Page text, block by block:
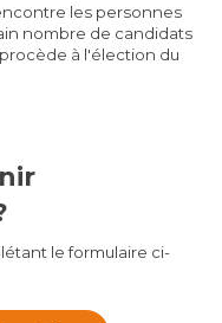
les personnes
nombre de candidats
à l'élection du
le formulaire ci-